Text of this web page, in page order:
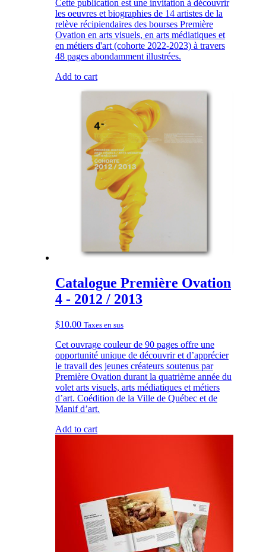
Cette publication est une invitation à découvrir
les oeuvres et biographies de 14 artistes de la
relève récipiendaires des bourses Première
Ovation en arts visuels, en arts médiatiques et
en métiers d'art (cohorte 2022-2023) à travers
48 pages abondamment illustrées.
Add to cart
Catalogue Première Ovation
4 - 2012 / 2013
$10.00 Taxes en sus
Cet ouvrage couleur de 90 pages offre une
opportunité unique de découvrir et d’apprécier
le travail des jeunes créateurs soutenus par
Première Ovation durant la quatrième année du
volet arts visuels, arts médiatiques et métiers
d’art. Coédition de la Ville de Québec et de
Manif d’art.
Add to cart